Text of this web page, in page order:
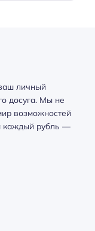
личный
досуга. Мы не
возможностей
каждый рубль —